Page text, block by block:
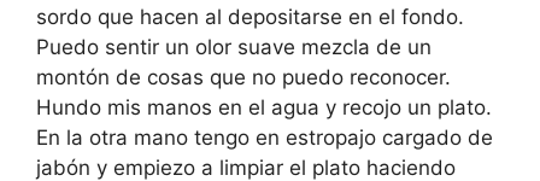
sordo que hacen al depositarse en el fondo.
Puedo sentir un olor suave mezcla de un
montón de cosas que no puedo reconocer.
Hundo mis manos en el agua y recojo un plato.
En la otra mano tengo en estropajo cargado de
jabón y empiezo a limpiar el plato haciendo